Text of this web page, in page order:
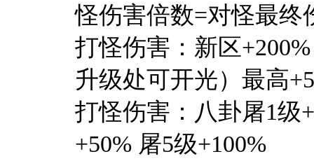
怪伤害倍数=对怪最终
打怪伤害：新区
升级处可开光）最高
打怪伤害：八卦屠1级
+50% 屠5级+100%